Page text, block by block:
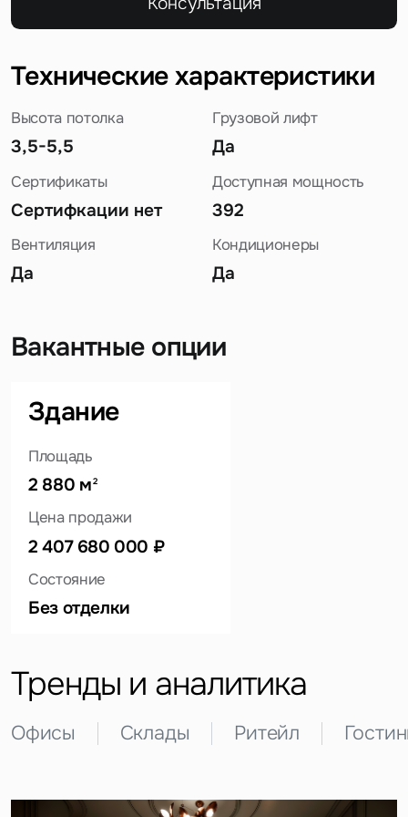
Технические характеристики
Высота потолка
3,5-5,5
Грузовой лифт
Да
Сертификаты
Сертифкации нет
Доступная мощность
392
Вентиляция
Да
Кондиционеры
Да
Вакантные опции
Здание
Площадь
2 880 м2
Цена продажи
2 407 680 000 ₽
Состояние
Без отделки
Тренды и аналитика
Офисы Склады Ритейл
Задайте свой вопрос
Вопрос
Предложение
Уведомления
Это обязательное поле
Это обязательное поле